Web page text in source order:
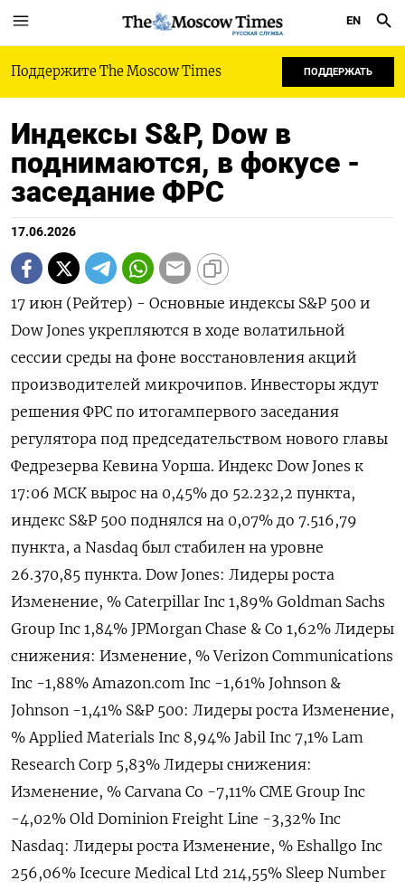
РУССКАЯ СЛУЖБА
EN
Поддержите The Moscow Times ПОДДЕРЖАТЬ
Индексы S&P, Dow в
поднимаются, в фокусе -
заседание ФРС
17.06.2026
17 июн (Рейтер) - Основные индексы S&P 500 и
Dow Jones укрепляются в ходе волатильной
‌сессии среды на фоне восстановления акций
производителей микрочипов. Инвесторы ждут
решения ФРС по итогампервого заседания ​
регулятора под председательством ​нового ​главы
Федрезерва ⁠Кевина Уорша. Индекс Dow Jones к
‌17:06 МСК ‌вырос на 0,45% до 52.232,2 ​пункта,
индекс S&P 500 поднялся ‌на 0,07% до 7.516,​79
пункта, а Nasdaq был стабилен на ‌уровне
26.370,85 пункта. Dow Jones: Лидеры роста
Изменение, % Caterpillar Inc 1,89% Goldman Sachs
Group Inc 1,​84% JPMorgan Chase & ​Co 1,62% Лидеры
‌снижения: Изменение, % Verizon Communications
Inc -1,88% Amazon.com ​Inc -1,61% Johnson &
Johnson -1,41% S&P 500: Лидеры роста Изменение,
% Applied Materials Inc 8,94% Jabil Inc 7,1% Lam
Research Corp 5,83% Лидеры снижения:
Изменение, % Carvana Co -7,11% CME Group Inc
-4,02% Old Dominion Freight Line -​3,32% Inc
Nasdaq: Лидеры роста Изменение, % Eshallgo ⁠Inc
256,06% Icecure Medical Ltd 214,55% Sleep Number